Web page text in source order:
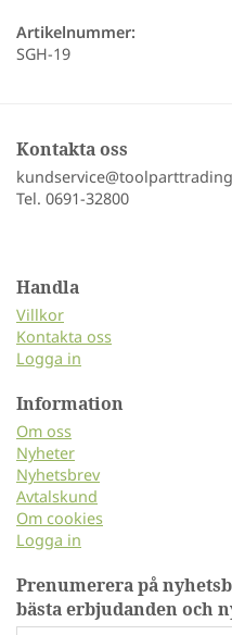
Artikelnummer:
SGH-19
Kontakta oss
Tel. 0691-32800
Handla
Villkor
Kontakta oss
Logga in
Information
Om oss
Nyheter
Nyhetsbrev
Avtalskund
Om cookies
Logga in
Prenumerera på
bästa erbjudanden och